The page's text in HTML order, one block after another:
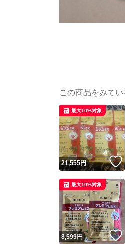
この商品をみて
21,555円
最大10%対象
8,599円
最大10%対象